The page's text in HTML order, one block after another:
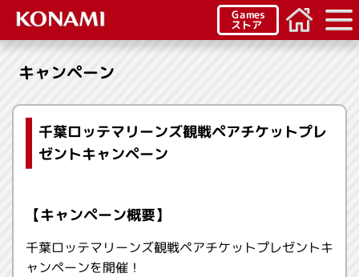
Games
ストア
キャンペーン
千葉ロッテマリーンズ観戦ペアチケットプレ
ゼントキャンペーン
【キャンペーン概要】
千葉ロッテマリーンズ観戦ペアチケットプレゼントキ
ャンペーンを開催！